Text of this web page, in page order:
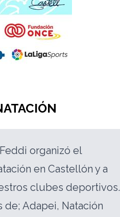
organizó el
en Castellón y a
clubes deportivos.
Adapei, Natación